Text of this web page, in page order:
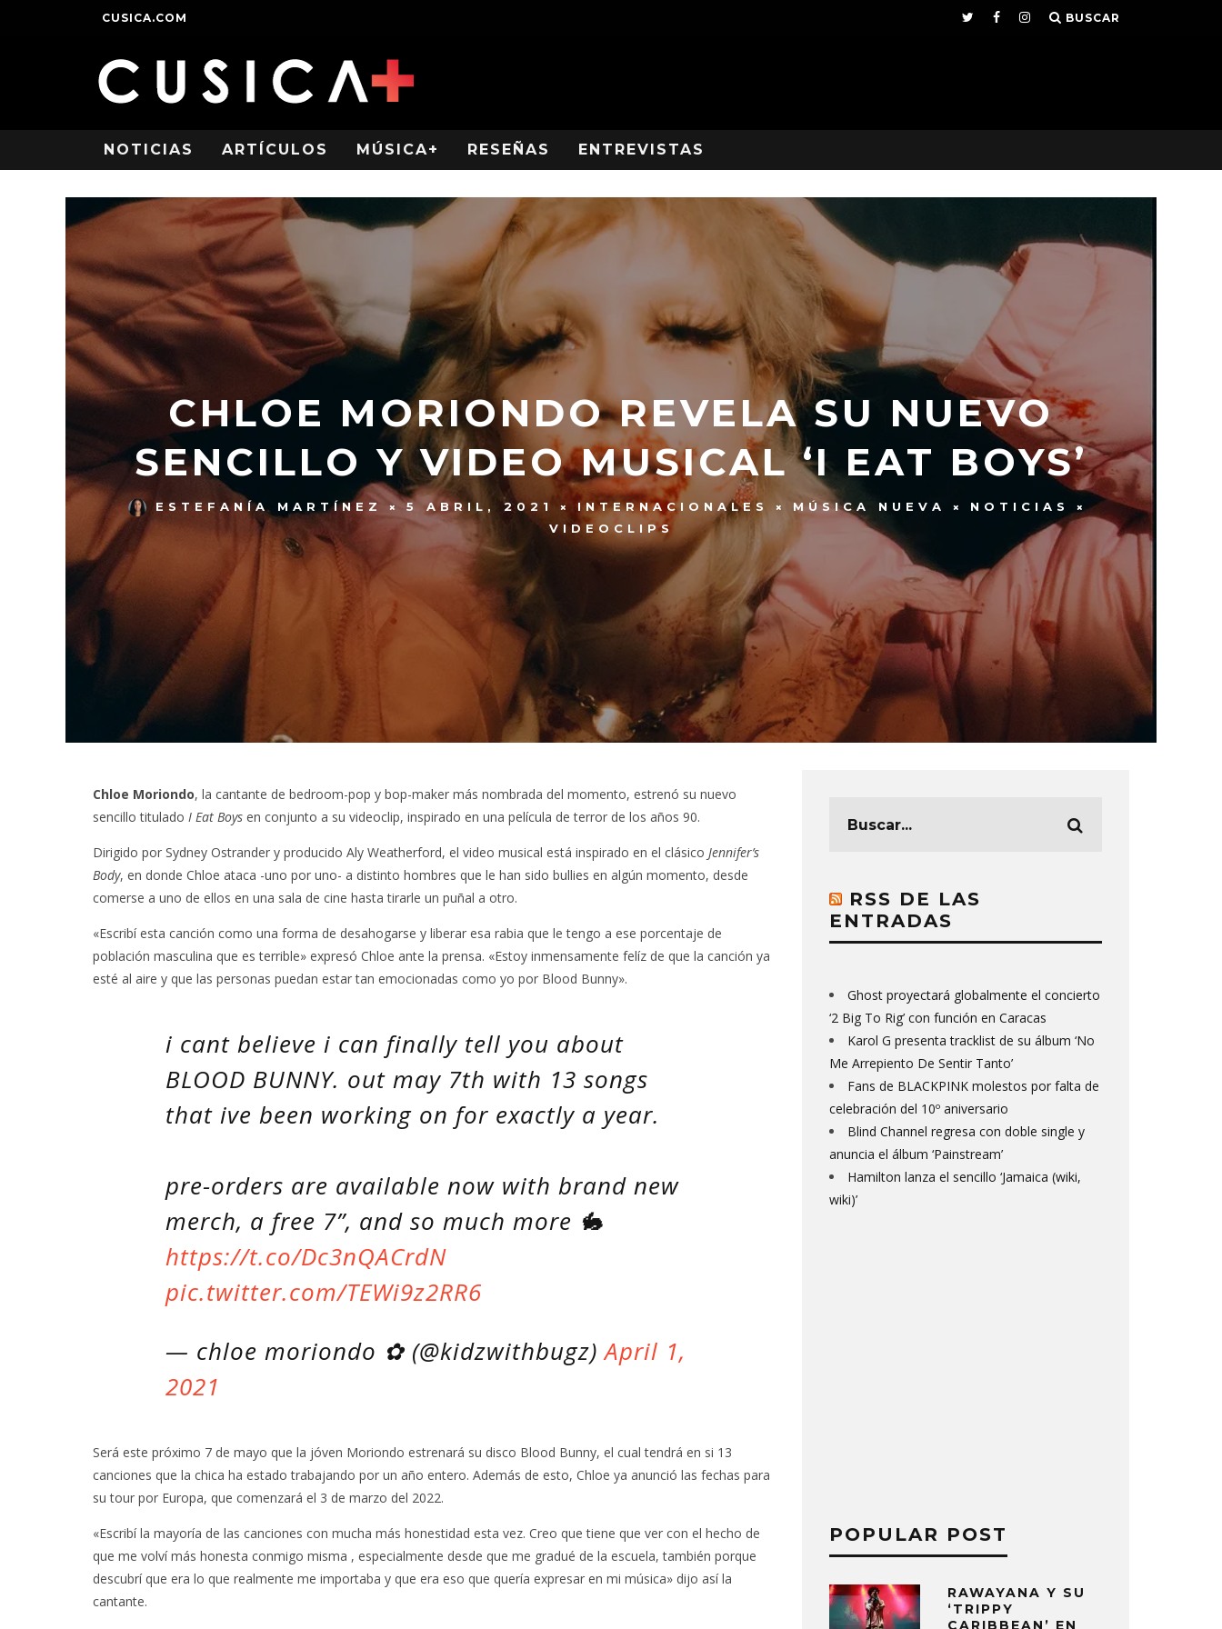
CUSICA.COM BUSCAR
NOTICIAS ARTÍCULOS MÚSICA+ RESEÑAS ENTREVISTAS
CHLOE MORIONDO REVELA SU NUEVO
SENCILLO Y VIDEO MUSICAL ‘I EAT BOYS’
ESTEFANÍA MARTÍNEZ 5 ABRIL, 2021 INTERNACIONALES MÚSICA NUEVA
NOTICIAS
VIDEOCLIPS
Chloe Moriondo, la cantante de bedroom-pop y bop-maker más nombrada del momento, estrenó su nuevo
sencillo titulado I Eat Boys en conjunto a su videoclip, inspirado en una película de terror de los años 90.
Dirigido por Sydney Ostrander y producido Aly Weatherford, el video musical está inspirado en el clásico Jennifer’s
Body, en donde Chloe ataca -uno por uno- a distinto hombres que le han sido bullies en algún momento, desde
comerse a uno de ellos en una sala de cine hasta tirarle un puñal a otro.
«Escribí esta canción como una forma de desahogarse y liberar esa rabia que le tengo a ese porcentaje de
población masculina que es terrible» expresó Chloe ante la prensa. «Estoy inmensamente felíz de que la canción ya
esté al aire y que las personas puedan estar tan emocionadas como yo por Blood Bunny».
i cant believe i can finally tell you about
BLOOD BUNNY. out may 7th with 13 songs
that ive been working on for exactly a year.
pre-orders are available now with brand new
merch, a free 7”, and so much more 🐇
https://t.co/Dc3nQACrdN
pic.twitter.com/TEWi9z2RR6
— chloe moriondo ✿ (@kidzwithbugz)April 1,
2021
Será este próximo 7 de mayo que la jóven Moriondo estrenará su disco Blood Bunny, el cual tendrá en si 13
canciones que la chica ha estado trabajando por un año entero. Además de esto, Chloe ya anunció las fechas para
su tour por Europa, que comenzará el 3 de marzo del 2022.
«Escribí la mayoría de las canciones con mucha más honestidad esta vez. Creo que tiene que ver con el hecho de
que me volví más honesta conmigo misma , especialmente desde que me gradué de la escuela, también porque
descubrí que era lo que realmente me importaba y que era eso que quería expresar en mi música» dijo así la
cantante.
RSS DE LAS
ENTRADAS
Ghost proyectará globalmente el concierto
‘2 Big To Rig’ con función en Caracas
Karol G presenta tracklist de su álbum ‘No
Me Arrepiento De Sentir Tanto’
Fans de BLACKPINK molestos por falta de
celebración del 10º aniversario
Blind Channel regresa con doble single y
anuncia el álbum ‘Painstream’
Hamilton lanza el sencillo ‘Jamaica (wiki,
wiki)’
POPULAR POST
RAWAYANA Y SU
‘TRIPPY
CARIBBEAN’ EN